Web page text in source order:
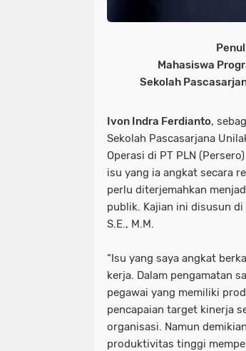
Mahasiswa
Sekolah
Ivon Indra Ferdianto,
Sekolah Pascasarjana
Operasi di PT PLN
isu yang ia angkat secara
perlu diterjemahkan
publik. Kajian ini disusun
S.E., M.M.
“Isu yang saya angkat
kerja. Dalam pengamatan
pegawai yang memiliki
pencapaian target kinerja
organisasi. Namun
produktivitas tinggi